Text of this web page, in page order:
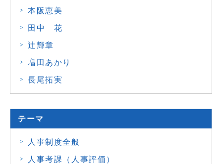
本阪恵美
田中 花
辻輝章
増田あかり
長尾拓実
テーマ
人事制度全般
人事考課（人事評価）